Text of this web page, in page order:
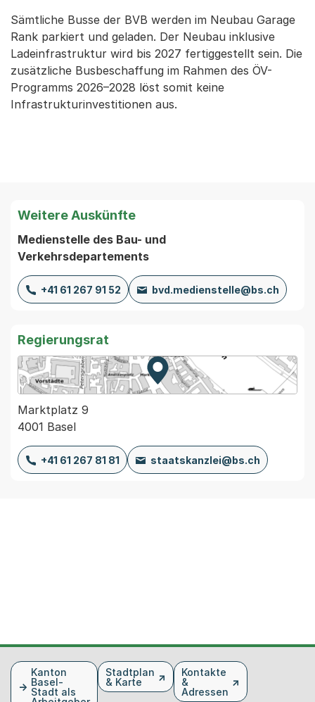
Sämtliche Busse der BVB werden im Neubau Garage
Rank parkiert und geladen. Der Neubau inklusive
Ladeinfrastruktur wird bis 2027 fertiggestellt sein. Die
zusätzliche Busbeschaffung im Rahmen des ÖV-
Programms 2026–2028 löst somit keine
Infrastrukturinvestitionen aus.
Weitere Auskünfte
Medienstelle des Bau- und
Verkehrsdepartements
+41 61 267 91 52 bvd.medienstelle@bs.ch
Regierungsrat
Zur Karte von MapBS.
Externer Link, wird in einem
Marktplatz 9
4001 Basel
+41 61 267 81 81 staatskanzlei@bs.ch
FusszeileKanton
Basel-
Stadt als
Stadtplan
& Karte
Kontakte
&
Adressen